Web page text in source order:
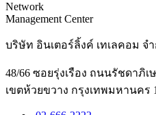
Network
Management Center
บริษัท อินเตอร์ลิ้งค์ เทเลคอม จ
48/66 ซอยรุ่งเรือง ถนนรัชดาภิ
เขตห้วยขวาง กรุงเทพมหานคร